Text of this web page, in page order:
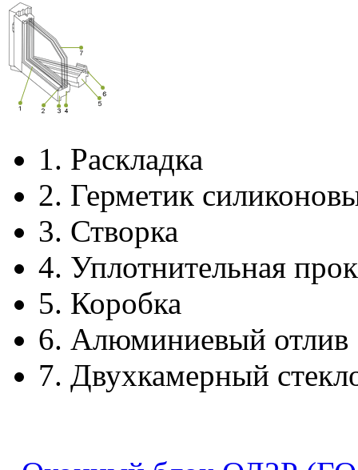
1. Раскладка
2. Герметик
3. Створка
4. Уплотнительная
5. Коробка
6. Алюминиевый отлив
7. Двухкамерный